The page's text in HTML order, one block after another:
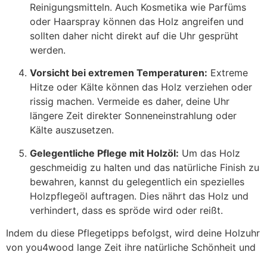
Reinigungsmitteln. Auch Kosmetika wie Parfüms
oder Haarspray können das Holz angreifen und
sollten daher nicht direkt auf die Uhr gesprüht
werden.
Vorsicht bei extremen Temperaturen: Extreme
Hitze oder Kälte können das Holz verziehen oder
rissig machen. Vermeide es daher, deine Uhr
längere Zeit direkter Sonneneinstrahlung oder
Kälte auszusetzen.
Gelegentliche Pflege mit Holzöl: Um das Holz
geschmeidig zu halten und das natürliche Finish zu
bewahren, kannst du gelegentlich ein spezielles
Holzpflegeöl auftragen. Dies nährt das Holz und
verhindert, dass es spröde wird oder reißt.
Indem du diese Pflegetipps befolgst, wird deine Holzuhr
von you4wood lange Zeit ihre natürliche Schönheit und